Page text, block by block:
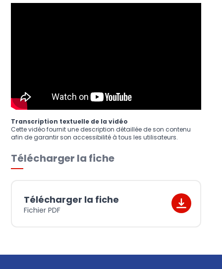
Transcription textuelle de la vidéo
Cette vidéo fournit une description détaillée de son contenu
afin de garantir son accessibilité à tous les utilisateurs.
Télécharger la fiche
Télécharger la fiche
Fichier PDF